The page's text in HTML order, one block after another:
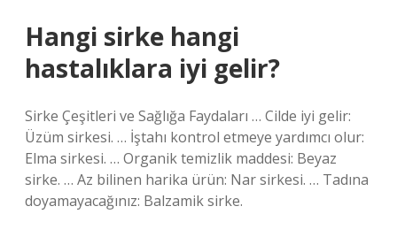
Hangi sirke hangi
hastalıklara iyi gelir?
Sirke Çeşitleri ve Sağlığa Faydaları … Cilde iyi gelir:
Üzüm sirkesi. … İştahı kontrol etmeye yardımcı olur:
Elma sirkesi. … Organik temizlik maddesi: Beyaz
sirke. … Az bilinen harika ürün: Nar sirkesi. … Tadına
doyamayacağınız: Balzamik sirke.